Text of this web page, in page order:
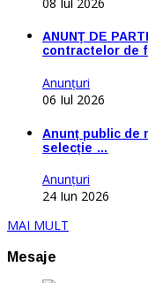
ANUNŢ DE
contractelor de
Anunţuri
06 Iul 2026
Anunț public de
selecție …
Anunţuri
24 Iun 2026
MAI MULT
Mesaje